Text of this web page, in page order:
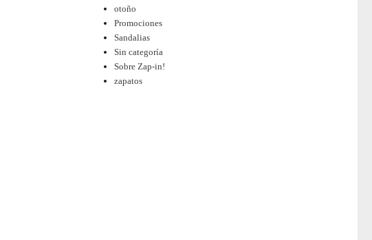
otoño
Promociones
Sandalias
Sin categoría
Sobre Zap-in!
zapatos